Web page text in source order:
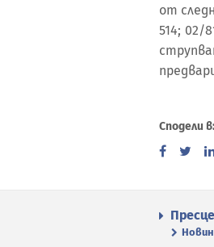
от
514; 02/
Сподели в: